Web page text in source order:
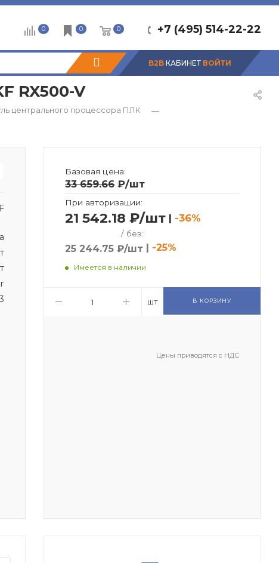
+7 (495) 514-22-22
0 0 0
B2B КАБИНЕТ ВОЙТИ
RX500-V
центрального процессора ПЛК
—
Базовая цена:
33 659.66₽/шт
При авторизации:
21 542.18 ₽/шт | -36%
/ без:
25 244.75 ₽/шт | -25%
Имеется в наличии
шт В КОРЗИНУ
Цены приводятся с НДС